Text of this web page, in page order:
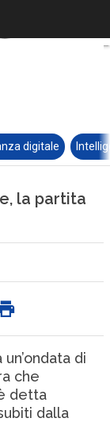
digitale
la partita
di
che
detta
dalla